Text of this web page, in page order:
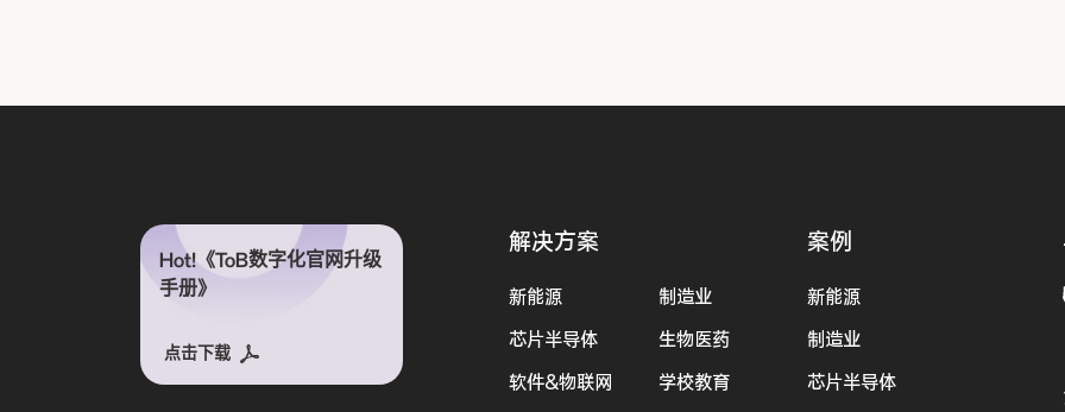
Hot!《ToB数字化官网升级
手册》
点击下载
解决方案
新能源
制造业
芯片半导体
生物医药
软件&物联网
学校教育
案例
新能源
制造业
芯片半导体